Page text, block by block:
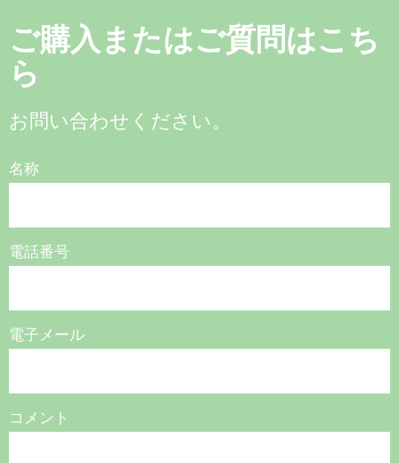
ご購入またはご質問はこち
ら
お問い合わせください。
名称
電話番号
電子メール
コメント